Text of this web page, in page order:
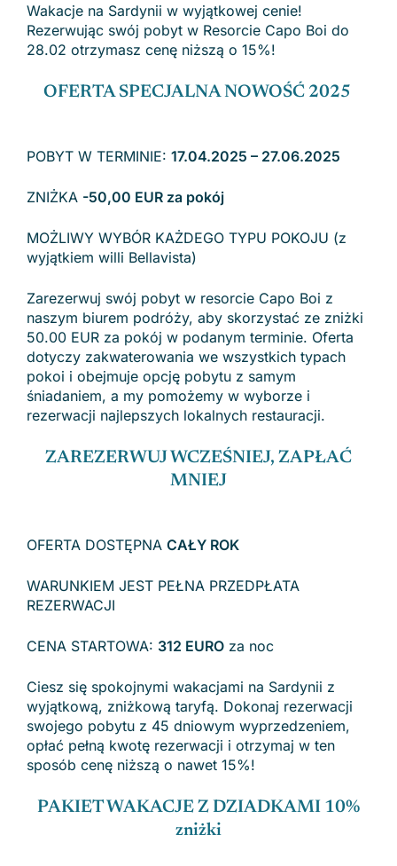
Wakacje na Sardynii w wyjątkowej cenie!
Rezerwując swój pobyt w Resorcie Capo Boi do
28.02 otrzymasz cenę niższą o 15%!
OFERTA SPECJALNA NOWOŚĆ 2025
POBYT W TERMINIE: 17.04.2025 – 27.06.2025
ZNIŻKA -50,00 EUR za pokój
MOŻLIWY WYBÓR KAŻDEGO TYPU POKOJU (z
wyjątkiem willi Bellavista)
Zarezerwuj swój pobyt w resorcie Capo Boi z
naszym biurem podróży, aby skorzystać ze zniżki
50.00 EUR za pokój w podanym terminie. Oferta
dotyczy zakwaterowania we wszystkich typach
pokoi i obejmuje opcję pobytu z samym
śniadaniem, a my pomożemy w wyborze i
rezerwacji najlepszych lokalnych restauracji.
ZAREZERWUJ WCZEŚNIEJ, ZAPŁAĆ
MNIEJ
OFERTA DOSTĘPNA CAŁY ROK
WARUNKIEM JEST PEŁNA PRZEDPŁATA
REZERWACJI
CENA STARTOWA: 312 EURO za noc
Ciesz się spokojnymi wakacjami na Sardynii z
wyjątkową, zniżkową taryfą. Dokonaj rezerwacji
swojego pobytu z 45 dniowym wyprzedzeniem,
opłać pełną kwotę rezerwacji i otrzymaj w ten
sposób cenę niższą o nawet 15%!
PAKIET WAKACJE Z DZIADKAMI 10%
zniżki